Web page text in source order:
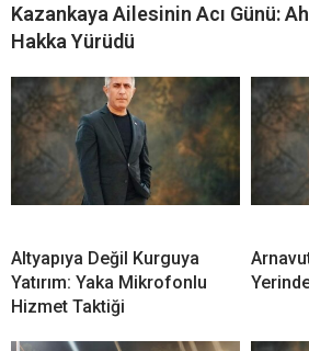
Kazankaya Ailesinin Acı Günü:
Hakka Yürüdü
Altyapıya Değil Kurguya
Yatırım: Yaka Mikrofonlu
Hizmet Taktiği